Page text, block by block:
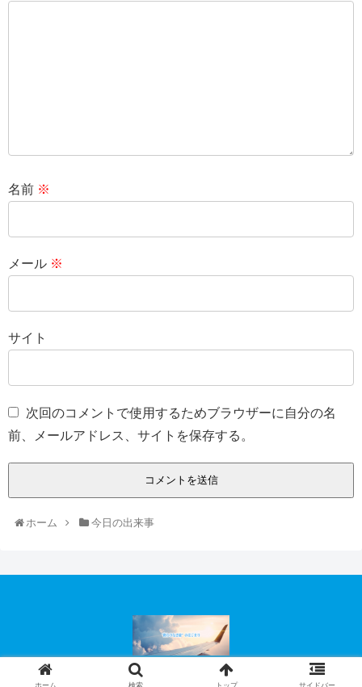
名前 ※
メール ※
サイト
次回のコメントで使用するためブラウザーに自分の名
前、メールアドレス、サイトを保存する。
ホーム 今日の出来事
© 2008-2026 “終わりなき旅”のはじまり.
ホーム 検索 トップ サイドバー